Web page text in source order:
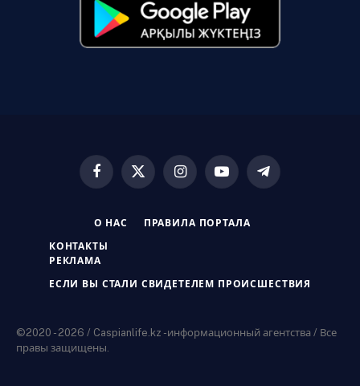
Facebook
X
InstagramYouTubeTelegram
О НАС ПРАВИЛА ПОРТАЛА
КОНТАКТЫ
РЕКЛАМА
ЕСЛИ ВЫ СТАЛИ СВИДЕТЕЛЕМ ПРОИСШЕСТВИЯ
©2020 - 2026 / Caspianlife.kz -информационный агентства / Все
правы защищены.